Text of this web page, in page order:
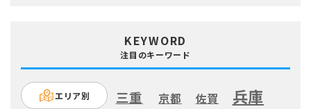
KEYWORD
注目のキーワード
エリア別 三重 京都 佐賀 兵庫